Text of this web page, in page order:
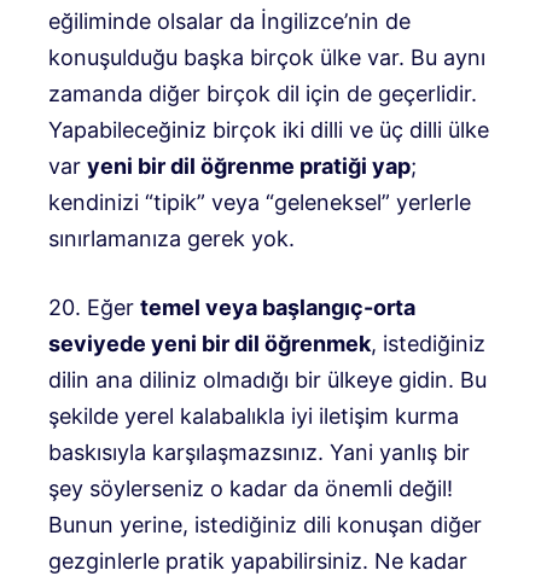
eğiliminde olsalar da İngilizce’nin de
konuşulduğu başka birçok ülke var. Bu aynı
zamanda diğer birçok dil için de geçerlidir.
Yapabileceğiniz birçok iki dilli ve üç dilli ülke
var yeni bir dil öğrenme pratiği yap;
kendinizi “tipik” veya “geleneksel” yerlerle
sınırlamanıza gerek yok.
20. Eğer temel veya başlangıç-orta
seviyede yeni bir dil öğrenmek, istediğiniz
dilin ana diliniz olmadığı bir ülkeye gidin. Bu
şekilde yerel kalabalıkla iyi iletişim kurma
baskısıyla karşılaşmazsınız. Yani yanlış bir
şey söylerseniz o kadar da önemli değil!
Bunun yerine, istediğiniz dili konuşan diğer
gezginlerle pratik yapabilirsiniz. Ne kadar